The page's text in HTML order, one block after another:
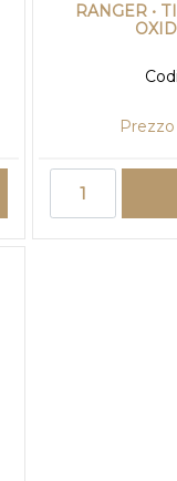
RANGER •